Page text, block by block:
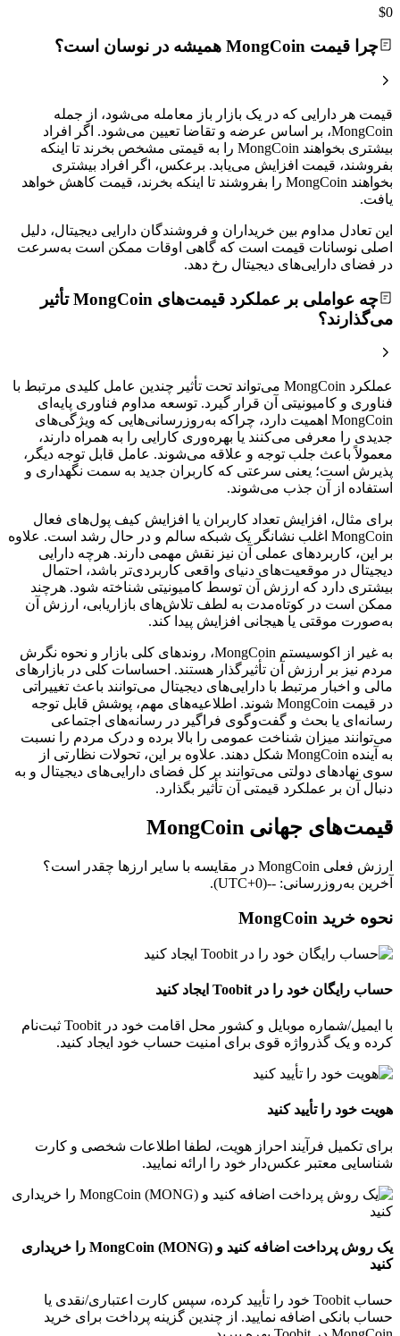
$0
چرا قیمت MongCoin همیشه در نوسان است؟
قیمت هر دارایی که در یک بازار باز معامله می‌شود، از جمله
MongCoin، بر اساس عرضه و تقاضا تعیین می‌شود. اگر افراد
بیشتری بخواهند MongCoin را به قیمتی مشخص بخرند تا اینکه
بفروشند، قیمت افزایش می‌یابد. برعکس، اگر افراد بیشتری
بخواهند MongCoin را بفروشند تا اینکه بخرند، قیمت کاهش خواهد
یافت.
این تعادل مداوم بین خریداران و فروشندگان دارایی دیجیتال، دلیل
اصلی نوسانات قیمت است که گاهی اوقات ممکن است به‌سرعت
در فضای دارایی‌های دیجیتال رخ دهد.
چه عواملی بر عملکرد قیمت‌های MongCoin تأثیر
می‌گذارند؟
عملکرد MongCoin می‌تواند تحت تأثیر چندین عامل کلیدی مرتبط با
فناوری و کامیونیتی آن قرار گیرد. توسعه مداوم فناوری پایه‌ای
MongCoin اهمیت دارد، چراکه به‌روزرسانی‌هایی که ویژگی‌های
جدیدی را معرفی می‌کنند یا بهره‌وری کارایی را به همراه دارند،
معمولاً باعث جلب توجه و علاقه‌ می‌شوند. عامل قابل توجه دیگر،
پذیرش است؛ یعنی سرعتی که کاربران جدید به سمت نگهداری و
استفاده از آن جذب می‌شوند.
برای مثال، افزایش تعداد کاربران یا افزایش کیف پول‌های فعال
MongCoin اغلب نشانگر یک شبکه سالم و در حال رشد است. علاوه
بر این، کاربردهای عملی آن نیز نقش مهمی دارند. هرچه دارایی
دیجیتال در موقعیت‌های دنیای واقعی کاربردی‌تر باشد، احتمال
بیشتری دارد که ارزش آن توسط کامیونیتی شناخته شود. هرچند
ممکن است در کوتاه‌مدت به لطف تلاش‌های بازاریابی، ارزش آن
به‌صورت موقتی یا هیجانی افزایش پیدا کند.
به غیر از اکوسیستم MongCoin، روندهای کلی بازار و نحوه نگرش
مردم نیز بر ارزش آن تأثیرگذار هستند. احساسات کلی در بازارهای
مالی و اخبار مرتبط با دارایی‌های دیجیتال می‌توانند باعث تغییراتی
در قیمت MongCoin شوند. اطلاعیه‌های مهم، پوشش قابل توجه
رسانه‌ای یا بحث و گفت‌وگوی فراگیر در رسانه‌های اجتماعی
می‌توانند میزان شناخت عمومی را بالا برده و درک مردم را نسبت
به آینده MongCoin شکل دهند. علاوه بر این، تحولات نظارتی از
سوی نهادهای دولتی می‌توانند بر کل فضای دارایی‌های دیجیتال و به‌
دنبال آن بر عملکرد قیمتی آن تأثیر بگذارد.
قیمت‌های جهانی MongCoin
ارزش فعلی MongCoin در مقایسه با سایر ارزها چقدر است؟
آخرین به‌روزرسانی: --(UTC+0).
نحوه خرید MongCoin
حساب رایگان خود را در Toobit ایجاد کنید
با ایمیل/شماره موبایل و کشور محل اقامت خود در Toobit ثبت‌نام
کرده و یک گذرواژه قوی برای امنیت حساب خود ایجاد کنید.
هویت خود را تأیید کنید
برای تکمیل فرآیند احراز هویت، لطفا اطلاعات شخصی و کارت
شناسایی معتبر عکس‌دار خود را ارائه نمایید.
یک روش پرداخت اضافه کنید و MongCoin (MONG) را خریداری
کنید
حساب Toobit خود را تأیید کرده، سپس کارت اعتباری/نقدی یا
حساب بانکی اضافه نمایید. از چندین گزینه پرداخت برای خرید